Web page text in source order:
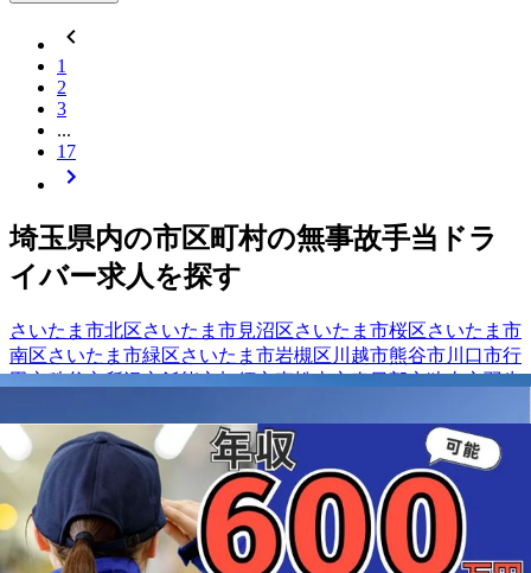
1
2
3
...
17
埼玉県内の市区町村の無事故手当 ドラ
イバー求人を探す
さいたま市北区さいたま市見沼区さいたま市桜区さいたま市
南区さいたま市緑区さいたま市岩槻区 川越市熊谷市川口市行
田市秩父市所沢市飯能市加須市東松山市春日部市狭山市羽生
市和光市新座市桶川市久喜市八潮市富士見市三郷市蓮田市幸
手市 鶴ヶ島市吉川市ふじみ野市白岡市 入間郡三芳町比企郡滑
川町比企郡嵐山町 比企郡川島町秩父郡横瀬町秩父郡小鹿野町
大里郡寄居町
南埼玉郡宮代町北葛飾郡杉戸町北葛飾郡松伏町
【関東】他の都道府県から無事故手当